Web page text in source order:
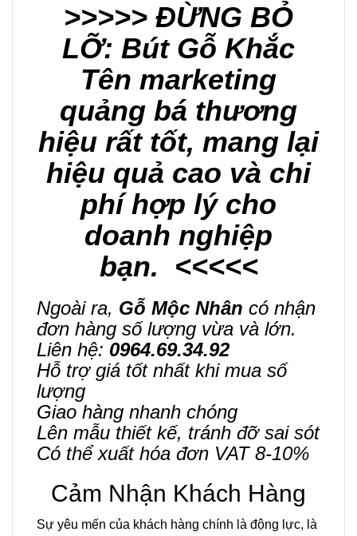
>>>>> ĐỪNG BỎ
LỠ: Bút Gỗ Khắc
Tên marketing
quảng bá thương
hiệu rất tốt, mang lại
hiệu quả cao và chi
phí hợp lý cho
doanh nghiệp
bạn.
<<<<<
Ngoài ra, Gỗ Mộc Nhân có nhận
đơn hàng số lượng vừa và lớn.
Liên hệ: 0964.69.34.92
Hỗ trợ giá tốt nhất khi mua số
lượng
Giao hàng nhanh chóng
Lên mẫu thiết kế, tránh đỡ sai sót
Có thể xuất hóa đơn VAT 8-10%
Cảm Nhận Khách Hàng
Sự yêu mến của khách hàng chính là động lực, là